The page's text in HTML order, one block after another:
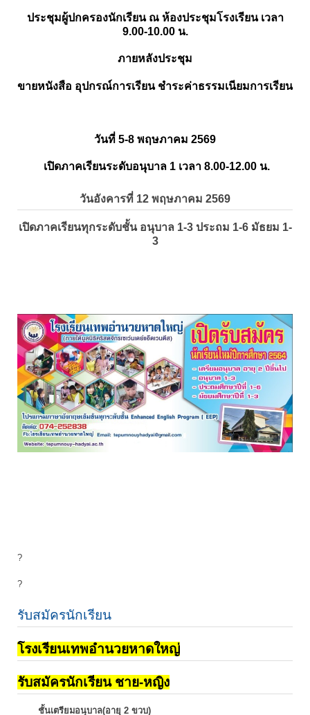
ประชุมผู้ปกครองนักเรียน ณ ห้องประชุมโรงเรียน เวลา
9.00-10.00 น.
ภายหลังประชุม
ขายหนังสือ อุปกรณ์การเรียน ชำระค่าธรรมเนียมการเรียน
วันที่ 5-8 พฤษภาคม 2569
เปิดภาคเรียนระดับอนุบาล 1 เวลา 8.00-12.00 น.
วันอังคารที่ 12 พฤษภาคม 2569
เปิดภาคเรียนทุกระดับชั้น อนุบาล 1-3 ประถม 1-6 มัธยม 1-
3
?
?
รับสมัครนักเรียน
โรงเรียนเทพอำนวยหาดใหญ่
รับสมัครนักเรียน ชาย-หญิง
ชั้นเตรียมอนุบาล(อายุ 2 ขวบ)